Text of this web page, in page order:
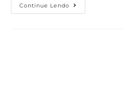
Continue Lendo